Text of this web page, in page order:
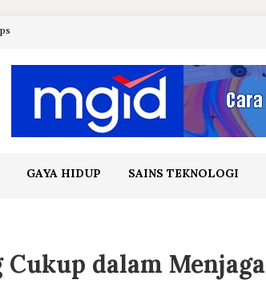
GAYA HIDUP SAINS TEKNOLOGI
dalam Menjaga